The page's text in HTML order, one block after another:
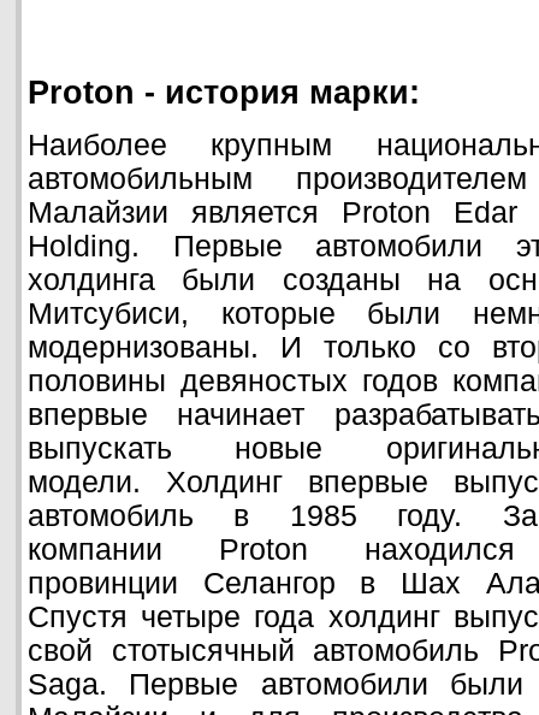
Proton - история марки:
Наиболее крупным
автомобильным
Малайзии является Proton Edar
Holding. Первые автомобили
холдинга были созданы на
Митсубиси, которые были
модернизованы. И только со
половины девяностых годов
впервые начинает
выпускать новые
модели. Холдинг впервые
автомобиль в 1985 году.
компании Proton
провинции Селангор в Шах
Спустя четыре года холдинг
свой стотысячный автомобиль
Saga. Первые автомобили были